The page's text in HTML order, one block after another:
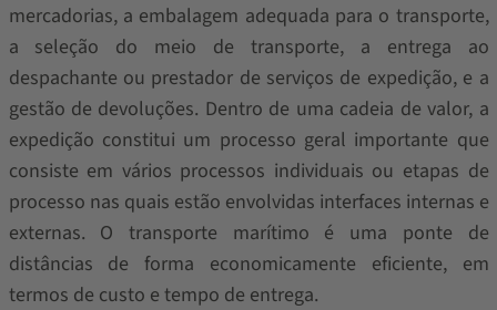
mercadorias, a embalagem adequada para o transporte,
a seleção do meio de transporte, a entrega ao
despachante ou prestador de serviços de expedição, e a
gestão de devoluções. Dentro de uma cadeia de valor, a
expedição constitui um processo geral importante que
consiste em vários processos individuais ou etapas de
processo nas quais estão envolvidas interfaces internas e
externas. O transporte marítimo é uma ponte de
distâncias de forma economicamente eficiente, em
termos de custo e tempo de entrega.